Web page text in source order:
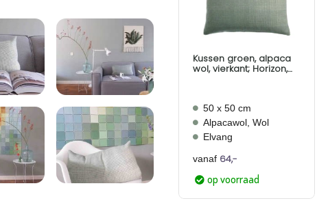
Kussen groen, alpaca
wol, vierkant; Horizon,
50 x 50 cm
Alpacawol, Wol
Elvang
vanaf 64,-
op voorraad